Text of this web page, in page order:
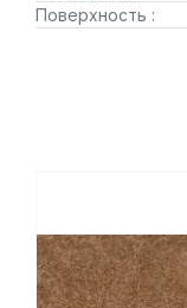
Поверхность :